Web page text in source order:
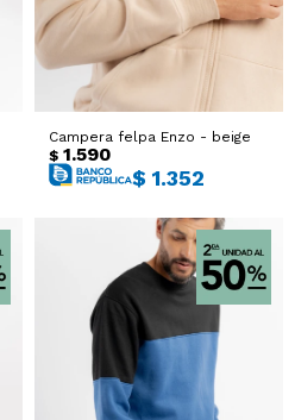
Campera felpa Enzo - beige
$ 1.590
$ 1.352